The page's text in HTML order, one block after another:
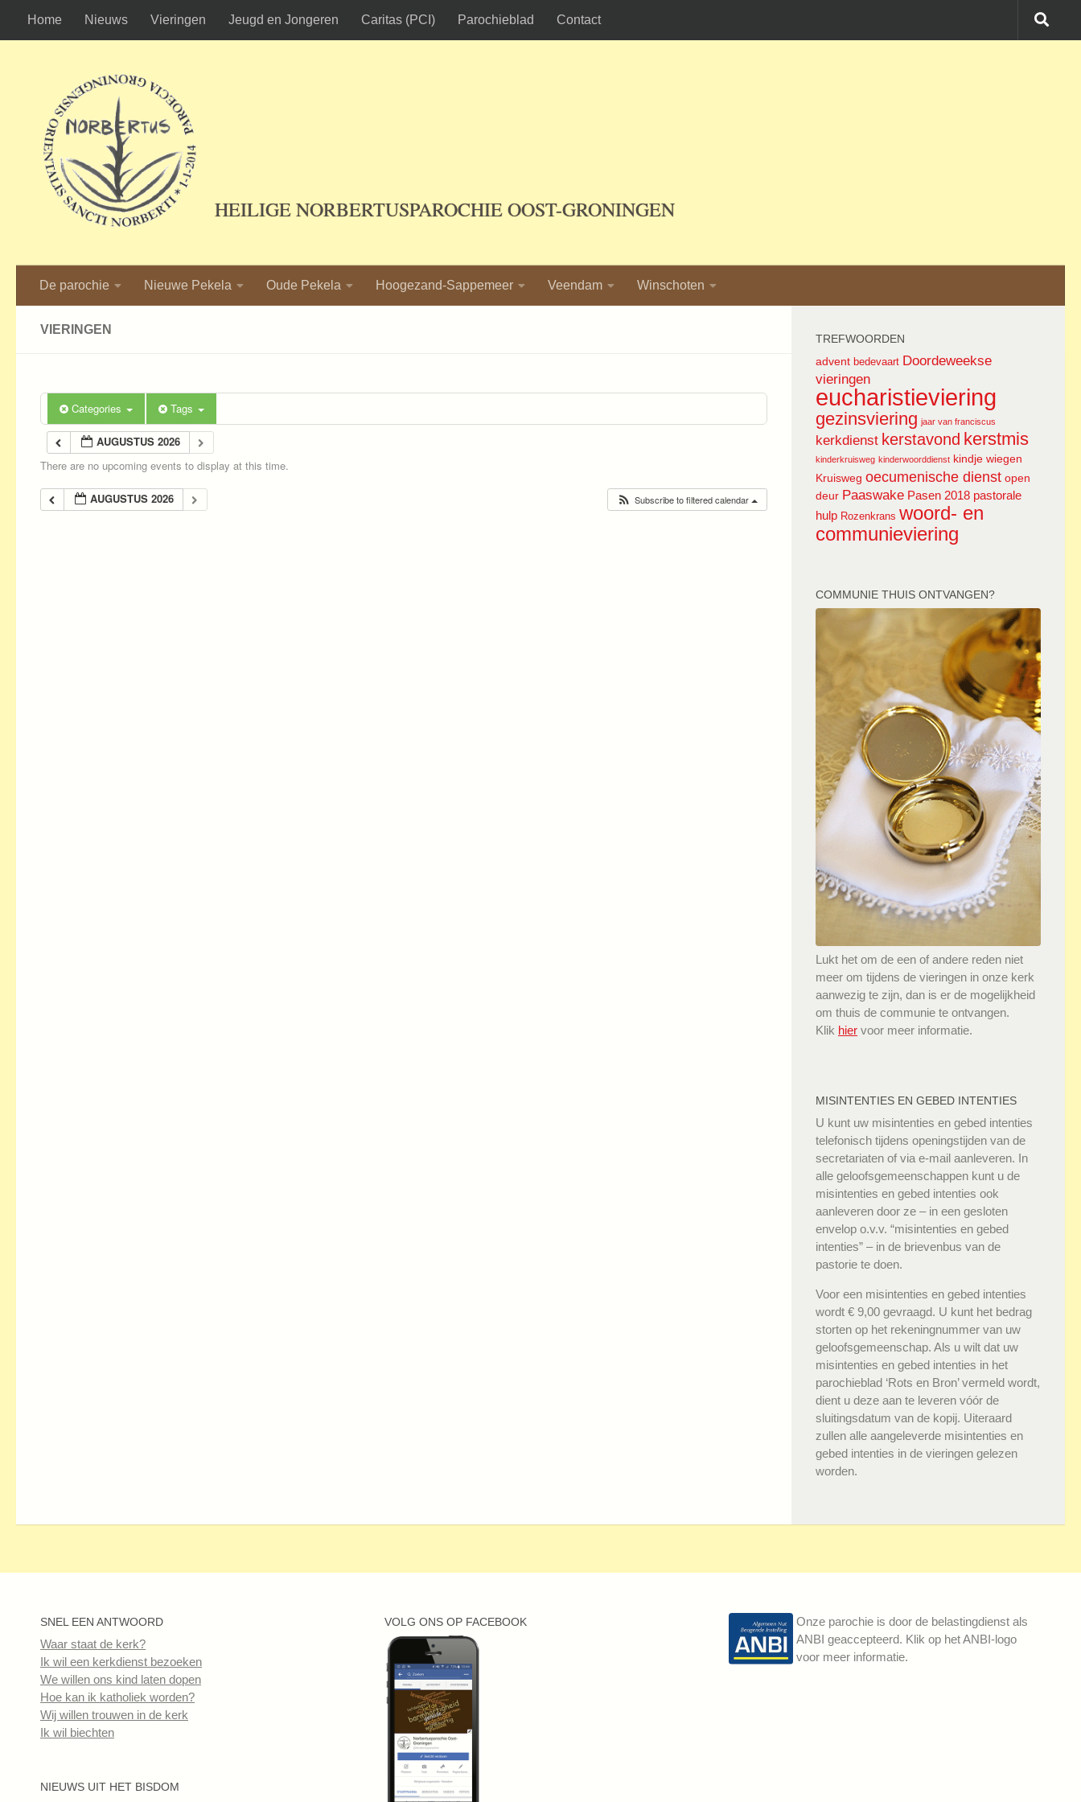
Ga naar de inhoud
Home Nieuws Vieringen Jeugd en Jongeren Caritas (PCI) Parochieblad Contact
HEILIGE NORBERTUSPAROCHIE OOST-GRONINGEN
De parochie Nieuwe Pekela Oude Pekela Hoogezand-Sappemeer Veendam Winschoten
VIERINGEN
Categories Tags
AUGUSTUS 2026
There are no upcoming events to display at this time.
AUGUSTUS 2026 Subscribe to filtered calendar
TREFWOORDEN
advent bedevaart Doordeweekse
vieringen
eucharistieviering
gezinsviering jaar van franciscus
kerkdienst kerstavond kerstmis
kinderkruisweg kinderwoorddienst kindje wiegen
Kruisweg oecumenische dienst open
deur Paaswake Pasen 2018 pastorale
hulp Rozenkrans woord- en
communieviering
COMMUNIE THUIS ONTVANGEN?
Lukt het om de een of andere reden niet
meer om tijdens de vieringen in onze kerk
aanwezig te zijn, dan is er de mogelijkheid
om thuis de communie te ontvangen.
Klik hier voor meer informatie.
MISINTENTIES EN GEBED INTENTIES
U kunt uw misintenties en gebed intenties
telefonisch tijdens openingstijden van de
secretariaten of via e-mail aanleveren. In
alle geloofsgemeenschappen kunt u de
misintenties en gebed intenties ook
aanleveren door ze – in een gesloten
envelop o.v.v. “misintenties en gebed
intenties” – in de brievenbus van de
pastorie te doen.
Voor een misintenties en gebed intenties
wordt € 9,00 gevraagd. U kunt het bedrag
storten op het rekeningnummer van uw
geloofsgemeenschap. Als u wilt dat uw
misintenties en gebed intenties in het
parochieblad ‘Rots en Bron’ vermeld wordt,
dient u deze aan te leveren vóór de
sluitingsdatum van de kopij. Uiteraard
zullen alle aangeleverde misintenties en
gebed intenties in de vieringen gelezen
worden.
SNEL EEN ANTWOORD
Waar staat de kerk?
Ik wil een kerkdienst bezoeken
We willen ons kind laten dopen
Hoe kan ik katholiek worden?
Wij willen trouwen in de kerk
Ik wil biechten
NIEUWS UIT HET BISDOM
VOLG ONS OP FACEBOOK
Onze parochie is door de belastingdienst als
ANBI geaccepteerd. Klik op het ANBI-logo
voor meer informatie.